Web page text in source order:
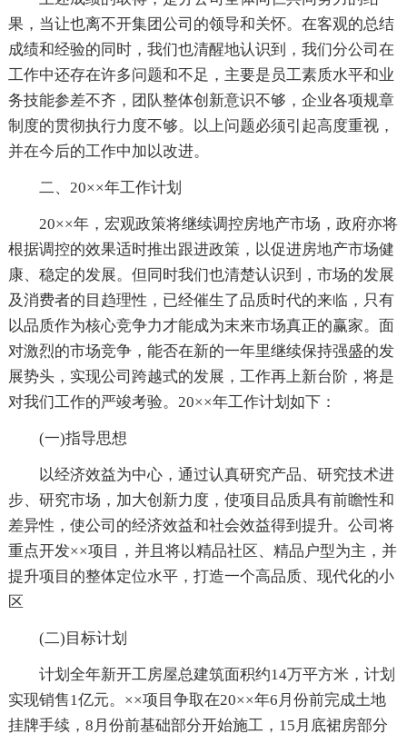
果，当让也离不开集团公司的领导和关怀。在客观的总结
成绩和经验的同时，我们也清醒地认识到，我们分公司在
工作中还存在许多问题和不足，主要是员工素质水平和业
务技能参差不齐，团队整体创新意识不够，企业各项规章
制度的贯彻执行力度不够。以上问题必须引起高度重视，
并在今后的工作中加以改进。
二、20××年工作计划
20××年，宏观政策将继续调控房地产市场，政府亦将
根据调控的效果适时推出跟进政策，以促进房地产市场健
康、稳定的发展。但同时我们也清楚认识到，市场的发展
及消费者的目趋理性，已经催生了品质时代的来临，只有
以品质作为核心竞争力才能成为末来市场真正的赢家。面
对激烈的市场竞争，能否在新的一年里继续保持强盛的发
展势头，实现公司跨越式的发展，工作再上新台阶，将是
对我们工作的严竣考验。20××年工作计划如下：
(一)指导思想
以经济效益为中心，通过认真研究产品、研究技术进
步、研究市场，加大创新力度，使项目品质具有前瞻性和
差异性，使公司的经济效益和社会效益得到提升。公司将
重点开发××项目，并且将以精品社区、精品户型为主，并
提升项目的整体定位水平，打造一个高品质、现代化的小
区
(二)目标计划
计划全年新开工房屋总建筑面积约14万平方米，计划
实现销售1亿元。××项目争取在20××年6月份前完成土地
挂牌手续，8月份前基础部分开始施工，15月底裙房部分